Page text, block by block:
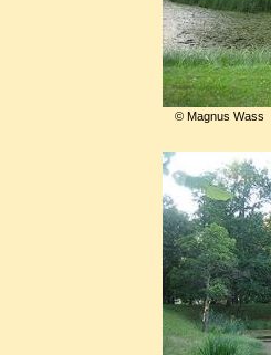
© Magnus Wass